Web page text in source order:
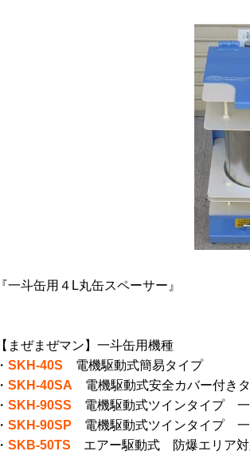
『一斗缶用４L丸缶スペーサー』
【まぜまぜマン】一斗缶用機種
・ SKH-40S 電機駆動式簡易タイプ
・ SKH-40SA 電機駆動式安全カバー付き
・ SKH-90SS 電機駆動式ツインタイプ 一
・ SKH-90SP 電機駆動式ツインタイプ 一
・ SKB-50TS エアー駆動式 防爆エリア対